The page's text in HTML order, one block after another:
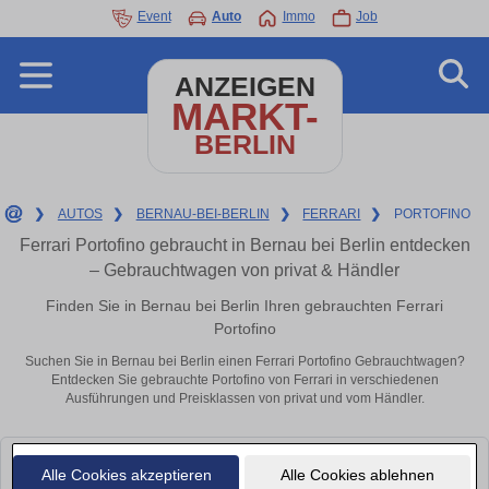
Alle Cookies akzeptieren Alle Cookies ablehnen
Event Auto Immo Job
ANZEIGEN
MARKT-
BERLIN
❯ AUTOS ❯ BERNAU-BEI-BERLIN ❯ FERRARI ❯ PORTOFINO
Ferrari Portofino gebraucht in Bernau bei Berlin entdecken
– Gebrauchtwagen von privat & Händler
Finden Sie in Bernau bei Berlin Ihren gebrauchten Ferrari
Portofino
Suchen Sie in Bernau bei Berlin einen Ferrari Portofino Gebrauchtwagen?
Entdecken Sie gebrauchte Portofino von Ferrari in verschiedenen
Ausführungen und Preisklassen von privat und vom Händler.
Leider konnten wir derzeit keine passenden Autos finden. Schauen Sie
bald wieder vorbei!